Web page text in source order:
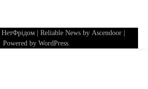
НетФрідом | Reliable News by Ascendoor
Powered by WordPress.